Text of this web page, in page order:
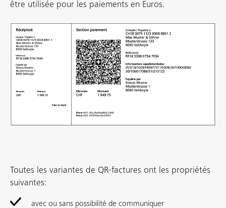
être utilisée pour les paiements en Euros.
Toutes les variantes de QR-factures ont les propriétés
suivantes:
avec ou sans possibilité de communiquer